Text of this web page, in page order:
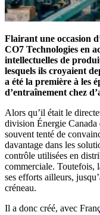
Flairant une occasion
CO7 Technologies en
intellectuelles de
lesquels ils croyaient
a été la première à les
d’entraînement chez
Alors qu’il était le
division Énergie Canada
souvent tenté de
davantage dans les
contrôle utilisées en
commerciale. Toutefois,
ses efforts ailleurs,
créneau.
Il a donc créé, avec